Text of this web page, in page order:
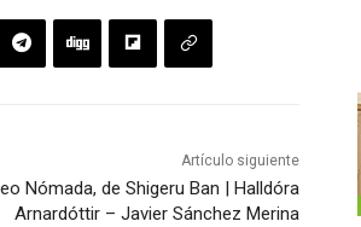
Artículo siguiente
Nómada, de Shigeru Ban | Halldóra
Arnardóttir – Javier Sánchez Merina